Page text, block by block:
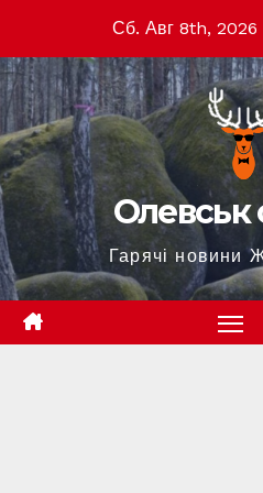
содержимому
Сб. Авг 8th, 2026
Олевськ
Гарячі новини